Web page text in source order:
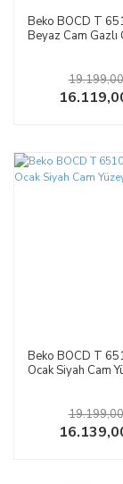
Beko BOCD T
Beyaz Cam Gazlı
Beko BOCD T
Ocak Siyah Cam